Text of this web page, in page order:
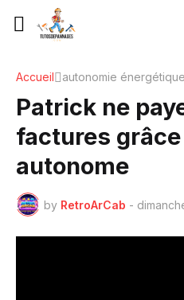
Accueil autonomie énergétique
Patrick ne
factures
autonome
by RetroArCab -